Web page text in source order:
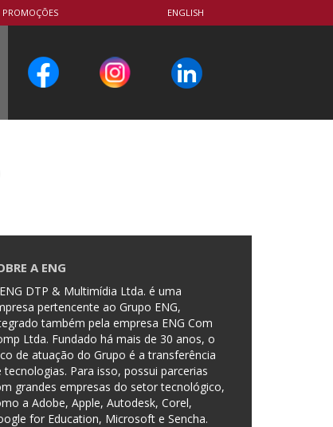
PROMOÇÕES ENGLISH
A ENG
DTP & Multimídia Ltda. é uma
pertencente ao Grupo ENG,
também pela empresa ENG Com
Ltda. Fundado há mais de 30 anos, o
de atuação do Grupo é a transferência
tecnologias. Para isso, possui parcerias
grandes empresas do setor tecnológico,
a Adobe, Apple, Autodesk, Corel,
for Education, Microsoft e Sencha.